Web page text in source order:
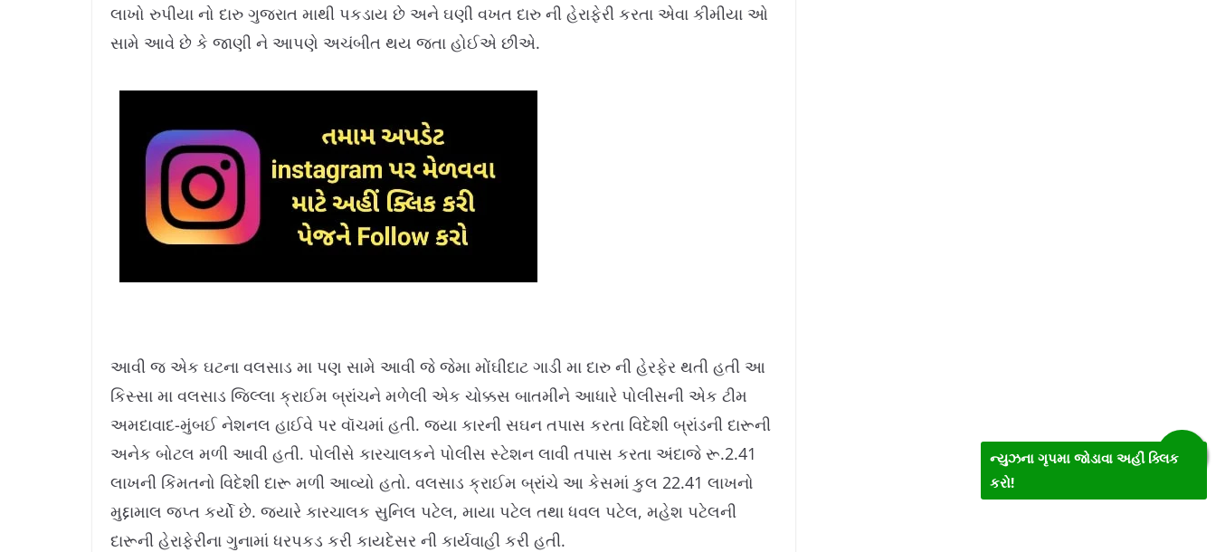
:
1
4
લાખો રુપીયા નો દારુ ગુજરાત માથી પકડાય છે અને ઘણી વખત દારુ ની હેરાફેરી કરતા એવા કીમીયા ઓ
સામે આવે છે કે જાણી ને આપણે અચંબીત થય જતા હોઈએ છીએ.
આવી જ એક ઘટના વલસાડ મા પણ સામે આવી જે જેમા મોંઘીદાટ ગાડી મા દારુ ની હેરફેર થતી હતી આ
કિસ્સા મા વલસાડ જિલ્લા ક્રાઈમ બ્રાંચને મળેલી એક ચોક્કસ બાતમીને આધારે પોલીસની એક ટીમ
અમદાવાદ-મુંબઈ નેશનલ હાઈવે પર વૉચમાં હતી. જયા કારની સઘન તપાસ કરતા વિદેશી બ્રાંડની દારૂની
અનેક બોટલ મળી આવી હતી. પોલીસે કારચાલકને પોલીસ સ્ટેશન લાવી તપાસ કરતા અંદાજે રૂ.2.41
લાખની કિંમતનો વિદેશી દારૂ મળી આવ્યો હતો. વલસાડ ક્રાઈમ બ્રાંચે આ કેસમાં કુલ 22.41 લાખનો
મુદ્દામાલ જપ્ત કર્યો છે. જ્યારે કારચાલક સુનિલ પટેલ, માયા પટેલ તથા ધવલ પટેલ, મહેશ પટેલની
દારૂની હેરાફેરીના ગુનામાં ધરપકડ કરી કાયદેસર ની કાર્યવાહી કરી હતી.
ન્યુઝના ગૃપમા જોડાવા અહીં ક્લિક
કરો!